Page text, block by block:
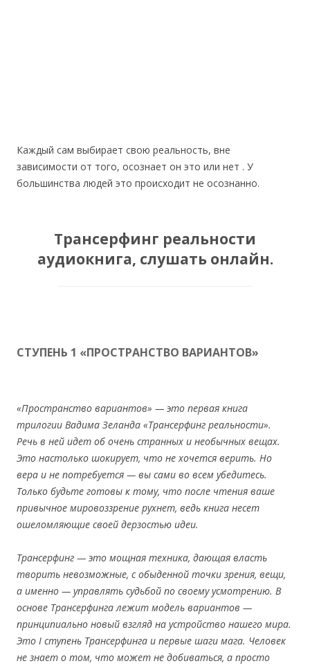
Каждый сам выбирает свою реальность, вне
зависимости от того, осознает он это или нет . У
большинства людей это происходит не осознанно.
Трансерфинг реальности
аудиокнига, слушать онлайн.
СТУПЕНЬ 1 «ПРОСТРАНСТВО ВАРИАНТОВ»
«Пространство вариантов» — это первая книга
трилогии Вадима Зеланда «Трансерфинг реальности».
Речь в ней идет об очень странных и необычных вещах.
Это настолько шокирует, что не хочется верить. Но
вера и не потребуется — вы сами во всем убедитесь.
Только будьте готовы к тому, что после чтения ваше
привычное мировоззрение рухнет, ведь книга несет
ошеломляющие своей дерзостью идеи.
Трансерфинг — это мощная техника, дающая власть
творить невозможные, с обыденной точки зрения, вещи,
а именно — управлять судьбой по своему усмотрению. В
основе Трансерфинга лежит модель вариантов —
принципиально новый взгляд на устройство нашего мира.
Это I ступень Трансерфинга и первые шаги мага. Человек
не знает о том, что может не добиваться, а просто